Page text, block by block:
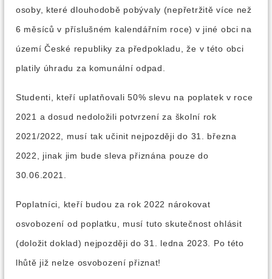
osoby, které dlouhodobě pobývaly (nepřetržitě více než
6 měsíců v příslušném kalendářním roce) v jiné obci na
území České republiky za předpokladu, že v této obci
platily úhradu za komunální odpad.
Studenti, kteří uplatňovali 50% slevu na poplatek v roce
2021 a dosud nedoložili potvrzení za školní rok
2021/2022, musí tak učinit nejpozději do 31. března
2022, jinak jim bude sleva přiznána pouze do
30.06.2021.
Poplatníci, kteří budou za rok 2022 nárokovat
osvobození od poplatku, musí tuto skutečnost ohlásit
(doložit doklad) nejpozději do 31. ledna 2023. Po této
lhůtě již nelze osvobození přiznat!